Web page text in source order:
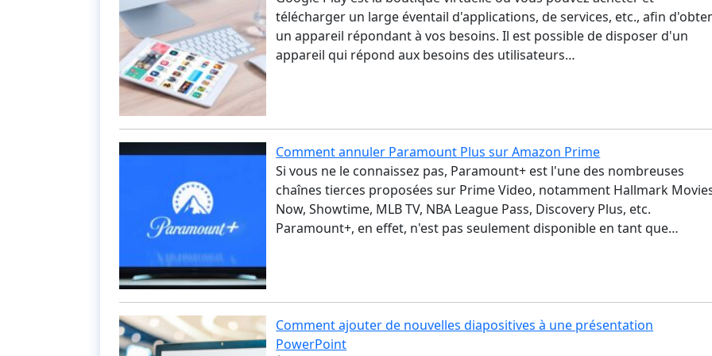
télécharger un large éventail d'applications, de services, etc., afin
un appareil répondant à vos besoins. Il est possible de disposer d'un
appareil qui répond aux besoins des utilisateurs…
Comment annuler Paramount Plus sur Amazon Prime
Si vous ne le connaissez pas, Paramount+ est l'une des nombreuses
chaînes tierces proposées sur Prime Video, notamment Hallmark
Now, Showtime, MLB TV, NBA League Pass, Discovery Plus, etc.
Paramount+, en effet, n'est pas seulement disponible en tant que…
Comment ajouter de nouvelles diapositives à une présentation
PowerPoint